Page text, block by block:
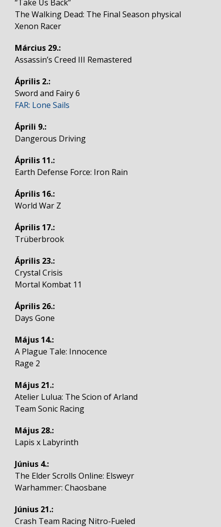
“Take Us Back”
The Walking Dead: The Final Season physical
Xenon Racer
Március 29.:
Assassin’s Creed III Remastered
Április 2.:
Sword and Fairy 6
FAR: Lone Sails
Áprili 9.:
Dangerous Driving
Április 11.:
Earth Defense Force: Iron Rain
Április 16.:
World War Z
Április 17.:
Trüberbrook
Április 23.:
Crystal Crisis
Mortal Kombat 11
Április 26.:
Days Gone
Május 14.:
A Plague Tale: Innocence
Rage 2
Május 21.:
Atelier Lulua: The Scion of Arland
Team Sonic Racing
Május 28.:
Lapis x Labyrinth
Június 4.:
The Elder Scrolls Online: Elsweyr
Warhammer: Chaosbane
Június 21.:
Crash Team Racing Nitro-Fueled